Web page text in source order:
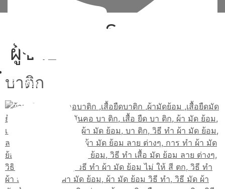
เพิ่มเพื่อน
เสื้อ ยืด มัด ย้อม
ผู้ชาย
บาติก